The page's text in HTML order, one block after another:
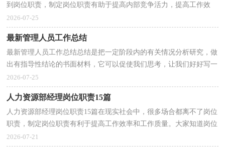
到岗位职责，制定岗位职责有助于提高内部竞争活力，提高工作效
率。大家知道岗位职责的格式吗？以下是小编为大家整理...
2026-07-25
最新管理人员工作总结
最新管理人员工作总结总结是把一定阶段内的有关情况分析研究，做
出有指导性结论的书面材料，它可以促使我们思考，让我们好好写一
份总结吧。那么如何把总结写出新花样呢？以下是小编...
2026-07-25
人力资源部经理岗位职责15篇
人力资源部经理岗位职责15篇在现实社会中，很多场合都离不了岗位
职责，制定岗位职责有利于提高工作效率和工作质量。大家知道岗位
职责的格式吗？以下是小编帮大家整理的人力资源部...
2026-07-21